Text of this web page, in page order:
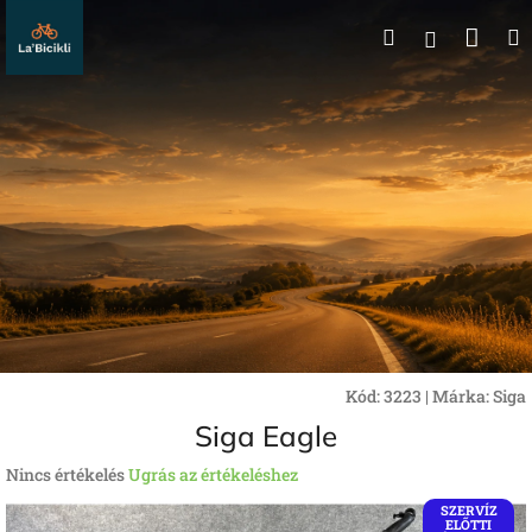
tartalomhoz
Keresés
Kód:3223 | Márka:Siga
Siga Eagle
A
átlagos
Nincs értékelésUgrás az értékeléshez
SZERVÍZ
ELŐTTI